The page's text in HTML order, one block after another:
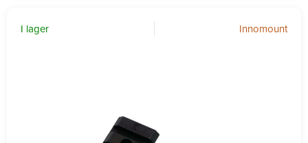
I lager Innomount